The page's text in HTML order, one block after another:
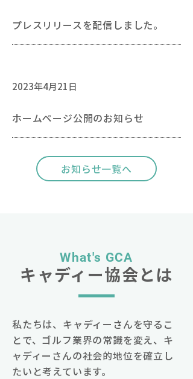
プレスリリースを配信しました。
2023年4月21日
ホームページ公開のお知らせ
お知らせ一覧へ
What's GCA
キャディ ー協会とは
私たちは、キャディーさんを守るこ
とで、ゴルフ業界の常識を変え、キ
ャディーさんの社会的地位を確立し
たいと考えています。